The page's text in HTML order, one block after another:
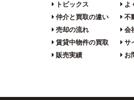
トピックス
仲介と買取の違い
売却の流れ
賃貸中物件の買取
販売実績
よ
不
会
サ
お